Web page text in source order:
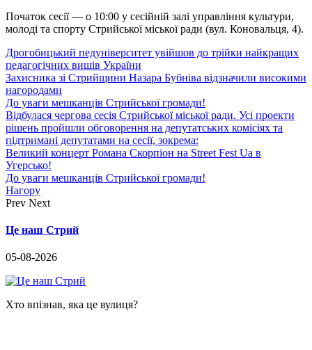
Початок сесії — о 10:00 у сесійній залі управління культури,
молоді та спорту Стрийської міської ради (вул. Коновальця, 4).
Дрогобицький педуніверситет увійшов до трійки найкращих
педагогічних вишів України
Захисника зі Стрийщини Назара Бубніва відзначили високими
нагородами
До уваги мешканців Стрийської громади!
Відбулася чергова сесія Стрийської міської ради. Усі проекти
рішень пройшли обговорення на депутатських комісіях та
підтримані депутатами на сесії, зокрема:
Великий концерт Романа Скорпіон на Street Fest Ua в
Угерсько!
До уваги мешканців Стрийської громади!
Нагору
Prev Next
Це наш Стрий
05-08-2026
Хто впізнав, яка це вулиця?